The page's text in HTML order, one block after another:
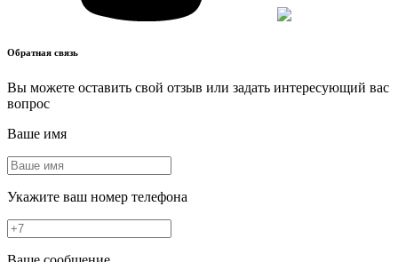
Обратная связь
Вы можете оставить свой отзыв или задать интересующий вас
вопрос
Ваше имя
Укажите ваш номер телефона